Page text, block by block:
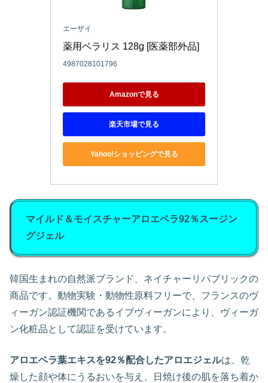
エーザイ
薬用ベラリス 128g [医薬部外品]
4987028101796
Amazonで見る
楽天市場で見る
Yahoo!ショッピングで見る
マイルド＆モイスチャーアロエベラ92％スージン
グジェル
韓国生まれの自然派ブランド、ネイチャーリパブリックの
商品です。動物実験・動物性原料フリーで、フランスのヴ
ィーガン認証機関であるイブヴィーガンにより、ヴィーガ
ン化粧品として認証を受けています。
アロエベラ葉エキスを92％配合したアロエジェルは、乾
燥した顔や体にうるおいを与え、日焼け後の肌を落ち着か